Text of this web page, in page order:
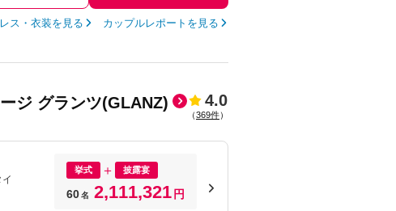
レス・衣装を見る カップルレポートを見る
ジ グランツ(GLANZ) 4.0
（369件）
挙式 披露宴
60名 2,111,321 円